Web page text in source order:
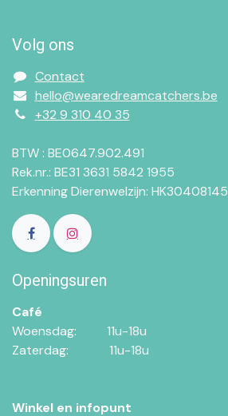
Volg ons
Contact
hello@wearedreamcatchers.be
+32 9 310 40 35
BTW : BE0647.902.491
Rek.nr.: BE31 3631 5842 1955
Erkenning Dierenwelzijn: HK30408145
Openingsuren
Café
Woensdag:​​
11u-18u
Zaterdag:​
​11u-18u
Winkel en infopunt